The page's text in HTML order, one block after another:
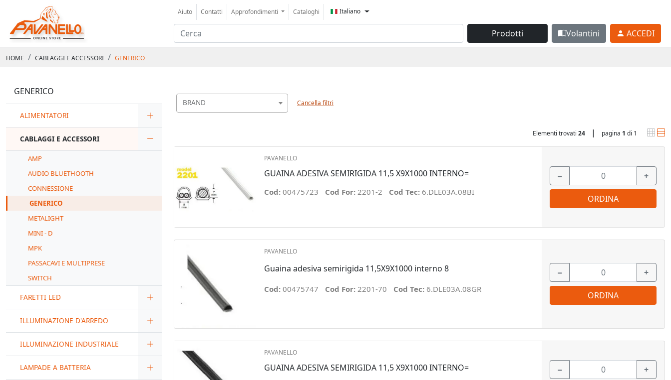
Aiuto Contatti Approfondimenti Cataloghi Italiano
Prodotti Volantini ACCEDI
HOME CABLAGGI E ACCESSORI GENERICO
GENERICO
ALIMENTATORI
CABLAGGI E ACCESSORI
AMP
AUDIO BLUETHOOTH
CONNESSIONE
GENERICO
METALIGHT
MINI - D
MPK
PASSACAVI E MULTIPRESE
SWITCH
FARETTI LED
ILLUMINAZIONE D'ARREDO
ILLUMINAZIONE INDUSTRIALE
LAMPADE A BATTERIA
BRAND Cancella filtri
Elementi trovati 24 | pagina 1 di 1
PAVANELLO
GUAINA ADESIVA SEMIRIGIDA 11,5 X9X1000 INTERNO=
Cod: 00475723 Cod For: 2201-2 Cod Tec: 6.DLE03A.08BI
− +
ORDINA
PAVANELLO
Guaina adesiva semirigida 11,5X9X1000 interno 8
Cod: 00475747 Cod For: 2201-70 Cod Tec: 6.DLE03A.08GR
− +
ORDINA
PAVANELLO
GUAINA ADESIVA SEMIRIGIDA 11,5 X9X1000 INTERNO= − +